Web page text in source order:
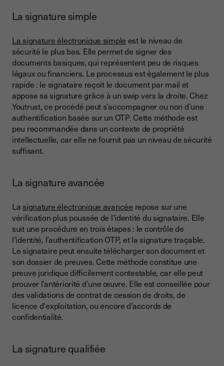
La signature simple
La signature électronique simple est le niveau de
sécurité le plus bas. Elle permet de signer des
documents basiques, qui représentent peu de risques
légaux ou financiers. Le processus est également le plus
rapide : le signataire reçoit le document par mail et
appose sa signature grâce à un swip vers la droite. Chez
Youtrust, ce procédé peut s’accompagner ou non d’une
authentification basée sur un OTP. Cette méthode est
peu recommandée dans un contexte de propriété
intellectuelle, car elle ne fournit pas un niveau de sécurité
suffisant.
La signature avancée
La signature électronique avancée repose sur une
vérification plus poussée de l’identité du signataire. Elle
suit une procédure en trois étapes : le contrôle de
l’identité, l’authentification OTP, et la signature traçable.
Le signataire peut ensuite télécharger son document et
son dossier de preuves. Cette méthode constitue une
preuve juridique difficilement contestable, car elle peut
prouver l’antériorité d’une œuvre. Elle est conseillée pour
des validations de contrat de cession de droits, de
licence d'exploitation, ou encore d’accords de
confidentialité.
La signature qualifiée